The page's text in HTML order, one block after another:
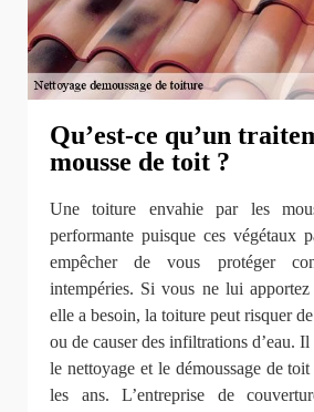
Qu’est-ce qu’un
mousse de toit ?
Une toiture envahie par les
performante puisque ces végétaux
empêcher de vous protéger
intempéries. Si vous ne lui
elle a besoin, la toiture peut risquer
ou de causer des infiltrations d’eau.
le nettoyage et le démoussage de
les ans. L’entreprise de